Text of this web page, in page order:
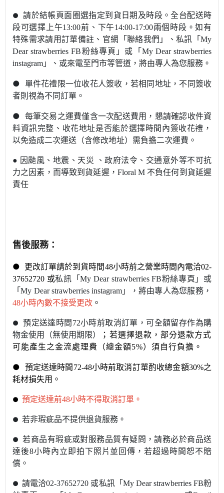
●
請於結帳頁面圈選指定到貨日期及時段。全台配送時
段可選擇上午13:00前 、下午14:00-17:00兩個時段。如有
特殊需求請用訂單備註 、官網 「 聯絡我們 」 、私訊 「My
Dear strawberries FB粉絲專頁」或「My Dear strawberries
instagram」
、或來電至門市等管道，將由專人為您服務。
●
單件花禮限一位收花人簽收，若相同地址，不同簽收
者則視為不同訂單。
● 每筆交易之運費僅含一次配送費用，懇請確認收件資
料資訊完整 、收花地址是否能於選擇時間內簽收花禮，
以免造成二次運送（含修改地址）需負擔二次運費。
● 因颱風、地震、天災 、政府法令、交通意外等不可抗
力之因素，而導致到貨延遲， Floral M不負任何到貨延遲
責任
售後服務：
●
更改訂單請於到貨時間48小時前之營業時間內電洽02-
37652720 或私訊 「My Dear strawberries FB粉絲專頁」或
「My Dear strawberries instagram」，將由專人為您服務，
48小時內數不接受更改 。
●
預定送達時間72小時前取消訂單，可全額留存作為購
物金使用（無使用期限）
；若選擇退款，部分退款方式
可能產生之金流處理費（總金額5%）須自行負擔。
●
預定送達時間72-48小時前取消訂單酌收總金額30%之
耗材損失用。
● 預定送達前48小時不得取消訂單。
● 若非瑕疵品不提供退貨服務。
● 若商品有瑕疵或對服務品質有疑問，請務必於商品送
達後8小時內立即拍下照片並回傳，若超過時間恕不賠
償。
● 請電洽02-37652720 或私訊「My Dear strawberries FB粉